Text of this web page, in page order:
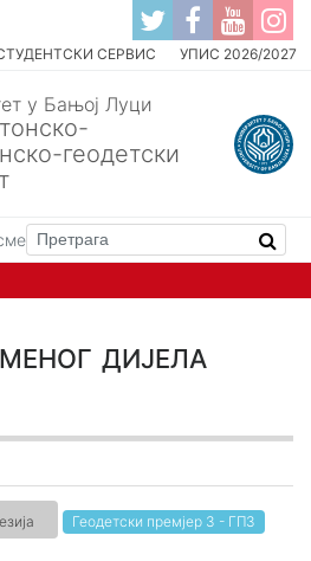
СЕРВИС УПИС 2026/2027
у Бањој Луци
геодетски
дијела испита ГП3
дијела
Геодетски премјер 3 - ГП3